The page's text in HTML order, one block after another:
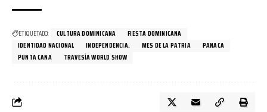
ETIQUETADO: CULTURA DOMINICANA
FIESTA DOMINICANA
IDENTIDAD NACIONAL
INDEPENDENCIA. MES DE LA PATRIA
PANACA
PUNTA CANA
TRAVESÍA WORLD SHOW